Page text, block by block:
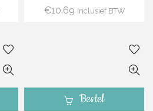
€10.69 Inclusief BTW
Bestel